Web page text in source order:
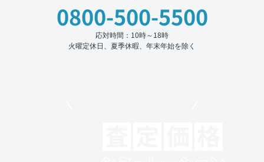
0800-500-5500
応対時間：10時～18時
火曜定休日、夏季休暇、年末年始を除く